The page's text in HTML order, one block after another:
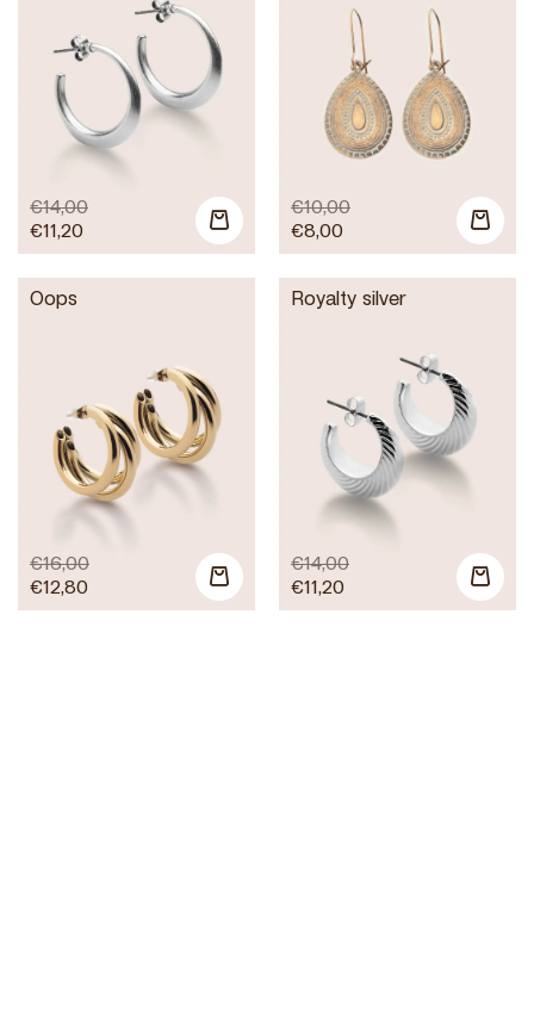
€14,00
€11,20
€10,00
€8,00
Oops
€16,00
€12,80
Royalty silver
€14,00
€11,20